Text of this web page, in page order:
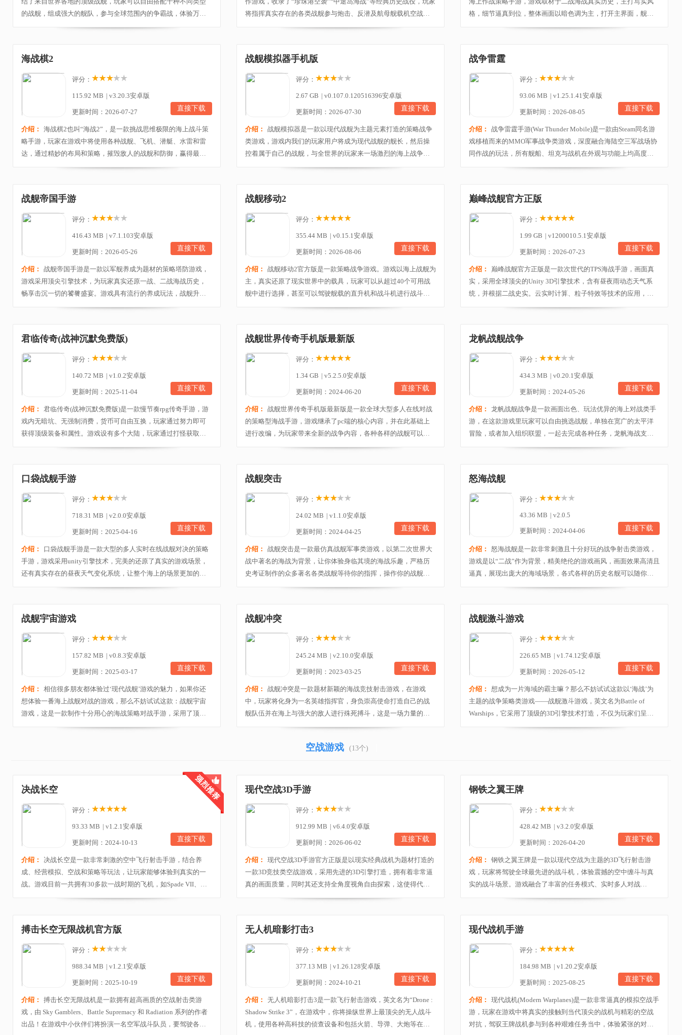
的战舰，组成强大的舰队，参与全球范围内的争霸战，体验万舰
齐发的极致快感。目前游戏内真实还原二战经典战役，包含中途
称霸大洋，实现自己的海上帝国梦想。同时游戏中的PV...
将指挥真实存在的各类战舰参与炮击、反潜及航母舰载机空战等
多样化海上作战。游戏拥有高品质3D画面、流畅的战斗节奏和震
验紧张刺激、极具沉浸感的二战海战指挥乐趣。...
格，细节逼真到位，整体画面以暗色调为主，打开主界面，舰
队、基地、游戏活动等内容一应俱全。游戏中的战舰通过3D建模
果展示，战斗中雨夜晴天不同天气的展示也让游戏表现力...
海战棋2
评分：
115.92 MB | v3.20.3安卓版
更新时间：2026-07-27 直接下载
介绍：
海战棋2也叫“海战2”，是一款挑战思维极限的海上战斗策
略手游，玩家在游戏中将使用各种战舰、飞机、潜艇、水雷和雷
达，通过精妙的布局和策略，摧毁敌人的战舰和防御，赢得最终
的胜利。游戏的战斗方式简单易懂，但要真正掌握却需要深度思
家实时对战的功能，与全世界的玩家一决高下，展示...
战舰模拟器手机版
评分：
2.67 GB | v0.107.0.120516396安卓版
更新时间：2026-07-30 直接下载
介绍：
战舰模拟器是一款以现代战舰为主题元素打造的策略战争
类游戏，游戏内我们的玩家用户将成为现代战舰的舰长，然后操
控着属于自己的战舰，与全世界的玩家来一场激烈的海上战争。
游戏凭借精美逼真的图形以及精细的战舰，将为所有海上战斗爱
和真实特点制作属于你的战舰，甚至还可以驾驶舰载的...
战争雷霆
评分：
93.06 MB | v1.25.1.41安卓版
更新时间：2026-08-05 直接下载
介绍：
战争雷霆手游(War Thunder Mobile)是一款由Steam同名游
戏移植而来的MMO军事战争类游戏，深度融合海陆空三军战场协
同作战的玩法，所有舰船、坦克与战机在外观与功能上均高度还
原其现实原型，玩家需要操控这些军事载具，通过不同机型的阵
进行了针对性的优化，使玩家能够轻松驾驭各类载具，...
战舰帝国手游
评分：
416.43 MB | v7.1.103安卓版
更新时间：2026-05-26 直接下载
介绍：
战舰帝国手游是一款以军舰养成为题材的策略塔防游戏，
游戏采用顶尖引擎技术，为玩家真实还原一战、二战海战历史，
畅享击沉一切的饕餮盛宴。游戏具有流行的养成玩法，战舰升
级、配件组装、阵容搭配等使得你的实力大大提升，游戏可玩度
舰，根据真实战舰打造的，非常的逼真，效果震撼，完...
战舰移动2
评分：
355.44 MB | v0.15.1安卓版
更新时间：2026-08-06 直接下载
介绍：
战舰移动2官方版是一款策略战争游戏。游戏以海上战舰为
主，真实还原了现实世界中的载具，玩家可以从超过40个可用战
舰中进行选择，甚至可以驾驶舰载的直升机和战斗机进行战斗，
充分满足玩家的三栖需求。战舰移动2力求为玩家们带来最激烈畅
海战，史诗级战舰角斗 不仅沿用了端游的建模...
巅峰战舰官方正版
评分：
1.99 GB | v1200010.5.1安卓版
更新时间：2026-07-23 直接下载
介绍：
巅峰战舰官方正版是一款次世代的TPS海战手游，画面真
实，采用全球顶尖的Unity 3D引擎技术，含有昼夜雨动态天气系
统，并根据二战史实。云实时计算、粒子特效等技术的应用，让
战舰规避、炮弹飞行、轰炸真实感都与现实极为一致，真正让玩
玩家可以重临二战，亲身感受到真实海战的波澜壮阔和大...
君临传奇(战神沉默免费版)
评分：
140.72 MB | v1.0.2安卓版
更新时间：2025-11-04 直接下载
介绍：
君临传奇(战神沉默免费版)是一款慢节奏rpg传奇手游，游
戏内无暗坑、无强制消费，货币可自由互换，玩家通过努力即可
获得顶级装备和属性。游戏设有多个大陆，玩家通过打怪获取所
有资源，充值仅提供加速选项，如38元可领取满冠名奖励并快速
伴快来下载吧！游戏特色1、打BOSS掉返利卡，1张返...
战舰世界传奇手机版最新版
评分：
1.34 GB | v5.2.5.0安卓版
更新时间：2024-06-20 直接下载
介绍：
战舰世界传奇手机版最新版是一款全球大型多人在线对战
的策略型海战手游，游戏继承了pc端的核心内容，并在此基础上
进行改编，为玩家带来全新的战争内容，各种各样的战舰可以任
你解锁，不同的属性和战斗技能将会逐渐展现出来，后期还能不
亚、波兰、意大利以及英联邦成员国海军舰艇，并且每一...
龙帆战舰战争
评分：
434.3 MB | v0.20.1安卓版
更新时间：2024-05-26 直接下载
介绍：
龙帆战舰战争是一款画面出色、玩法优异的海上对战类手
游，在这款游戏里玩家可以自由挑选战舰，单独在宽广的太平洋
冒险，或者加入组织联盟，一起去完成各种任务，龙帆海战支持
自由开战，谁都能成为海战之王。进入到游戏中你将要作为战舰
退，而在这个过程中你会遇到许许多多的敌人，所以此时...
口袋战舰手游
评分：
718.31 MB | v2.0.0安卓版
更新时间：2025-04-16 直接下载
介绍：
口袋战舰手游是一款大型的多人实时在线战舰对决的策略
手游，游戏采用unity引擎技术，完美的还原了真实的游戏场景，
还有真实存在的昼夜天气变化系统，让整个海上的场景更加的逼
真，再加上研发团队对战舰模型进行了超写实技术处理，不断的
体的爆炸看起来更加的真实，能够带给玩家沉浸式的游...
战舰突击
评分：
24.02 MB | v1.1.0安卓版
更新时间：2024-04-25 直接下载
介绍：
战舰突击是一款最仿真战舰军事类游戏，以第二次世界大
战中著名的海战为背景，让你体验身临其境的海战乐趣，严格历
史考证制作的众多著名各类战舰等待你的指挥，操作你的战舰击
沉你的对手，赢得最终战役的胜利！本作以精美逼真的3D场景以
势，与全世界玩家一起竞技，体验3V3实时战斗乐趣，感...
怒海战舰
评分：
43.36 MB | v2.0.5
更新时间：2024-04-06 直接下载
介绍：
怒海战舰是一款非常刺激且十分好玩的战争射击类游戏，
游戏是以“二战”作为背景，精美绝伦的游戏画风，画面效果高清且
逼真，展现出庞大的海域场景，各式各样的历史名舰可以随你收
集，多人实时在线竞技，热血厮杀，带你体验到一场全新的真实
行全方位的决战，将敌人们全部消灭摧毁，享受刺激...
战舰宇宙游戏
评分：
157.82 MB | v0.8.3安卓版
更新时间：2025-03-17 直接下载
介绍：
相信很多朋友都体验过‘现代战舰’游戏的魅力，如果你还
想体验一番海上战舰对战的游戏，那么不妨试试这款：战舰宇宙
游戏，这是一款制作十分用心的海战策略对战手游，采用了顶级
Unity 3D引擎打造，拥有媲美端游的经典海战玩法，恢弘的巨舰沉
战舰冲突
评分：
245.24 MB | v2.10.0安卓版
更新时间：2023-03-25 直接下载
介绍：
战舰冲突是一款题材新颖的海战竞技射击游戏，在游戏
中，玩家将化身为一名英雄指挥官，身负崇高使命打造自己的战
舰队伍并在海上与强大的敌人进行殊死搏斗，这是一场力量的博
弈，也是一场智慧的交锋！高清的游戏画面以及带感的射击特效
冲突里还拥有非常完善的晋级系统，随着玩家的成就越大，能够
战舰激斗游戏
评分：
226.65 MB | v1.74.12安卓版
更新时间：2026-05-12 直接下载
介绍：
想成为一片海域的霸主嘛？那么不妨试试这款以‘海战’为
主题的战争策略类游戏——战舰激斗游戏，英文名为Battle of
Warships，它采用了顶级的3D引擎技术打造，不仅为玩家们呈现
出了一片十分震撼的海上场景，而且该作还具备极其真实的天气
空战游戏 (13个)
决战长空
评分：
93.33 MB | v1.2.1安卓版
更新时间：2024-10-13 直接下载
介绍：
决战长空是一款非常刺激的空中飞行射击手游，结合养
成、经营模拟、空战和策略等玩法，让玩家能够体验到真实的一
战。游戏目前一共拥有30多款一战时期的飞机，如Spade VII、
Sopwith等经典的飞机都源自于现实，同时其中还有多种模式玩
合理的分配资源、维护机库部署武器等等。游戏操作非常的...
现代空战3D手游
评分：
912.99 MB | v6.4.0安卓版
更新时间：2026-06-02 直接下载
介绍：
现代空战3D手游官方正版是以现实经典战机为题材打造的
一款3D竞技类空战游戏，采用先进的3D引擎打造，拥有着非常逼
真的画面质量，同时其还支持全角度视角自由探索，这使得代入
感非常强，就感觉自己真的在驾驶飞机战斗一样。而在游戏中玩
与激情强烈碰撞所带来的无限快感。目前游戏内向玩家展...
钢铁之翼王牌
评分：
428.42 MB | v3.2.0安卓版
更新时间：2026-04-20 直接下载
介绍：
钢铁之翼王牌是一款以现代空战为主题的3D飞行射击游
戏，玩家将驾驶全球最先进的战斗机，体验震撼的空中缠斗与真
实的战斗场景。游戏融合了丰富的任务模式、实时多人对战
（1v1、2v2、4v4）以及动态天气系统，让每一场战斗都充满变化
属于自己的空战传奇。 游戏特色- 超过 100 架现代战斗...
搏击长空无限战机官方版
评分：
988.34 MB | v1.2.1安卓版
更新时间：2025-10-19 直接下载
介绍：
搏击长空无限战机是一款拥有超高画质的空战射击类游
戏，由 Sky Gamblers、Battle Supremacy 和 Radiation 系列的作者
出品！在游戏中小伙伴们将扮演一名空军战斗队员，要驾驶各种
无人机暗影打击3
评分：
377.13 MB | v1.26.128安卓版
更新时间：2024-10-21 直接下载
介绍：
无人机暗影打击3是一款飞行射击游戏，英文名为“Drone :
Shadow Strike 3”，在游戏中，你将操纵世界上最顶尖的无人战斗
机，使用各种高科技的侦查设备和包括火箭、导弹、大炮等在内
现代战机手游
评分：
184.98 MB | v1.20.2安卓版
更新时间：2025-08-25 直接下载
介绍：
现代战机(Modern Warplanes)是一款非常逼真的模拟空战手
游，玩家在游戏中将真实的接触到当代顶尖的战机与精彩的空战
对抗，驾驭王牌战机参与到各种艰难任务当中，体验紧张的对战